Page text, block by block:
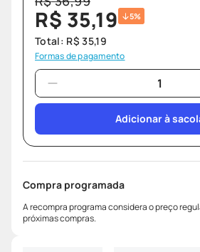
R$ 35,19 5%
Total: R$ 35,19
Formas de pagamento
Adicionar à
Compra programada
A recompra programa considera o preço
próximas compras.